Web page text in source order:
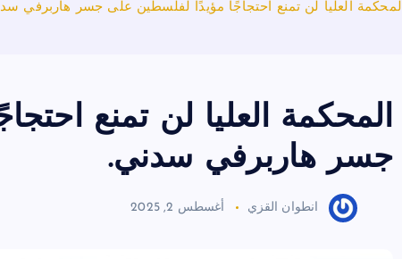
العليا لن تمنع احتجاجًا مؤيدًا لفلسطين على جسر هاربرفي
المحكمة العليا لن تمنع
جسر هاربرفي سدني.
انطوان القزي أغسطس 2, 2025